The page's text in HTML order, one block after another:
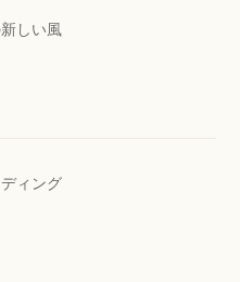
しい風
ィング